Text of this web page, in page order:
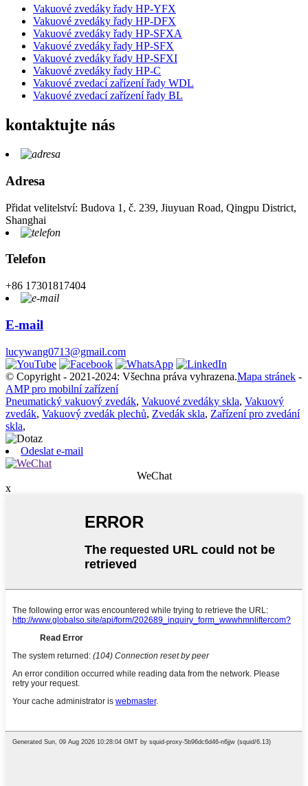
Vakuové zvedáky řady HP-YFX
Vakuové zvedáky řady HP-DFX
Vakuové zvedáky řady HP-SFXA
Vakuové zvedáky řady HP-SFX
Vakuové zvedáky řady HP-SFXI
Vakuové zvedáky řady HP-C
Vakuové zvedací zařízení řady WDL
Vakuové zvedací zařízení řady BL
kontaktujte nás
Adresa
Přidat velitelství: Budova 1, č. 239, Jiuyuan Road, Qingpu District,
Shanghai
Telefon
+86 17301817404
E-mail
lucywang0713@gmail.com
© Copyright - 2021-2024: Všechna práva vyhrazena.Mapa stránek -
AMP pro mobilní zařízení
Pneumatický vakuový zvedák, Vakuové zvedáky skla, Vakuový
zvedák, Vakuový zvedák plechů, Zvedák skla, Zařízení pro zvedání
skla,
Odeslat e-mail
WeChat
x